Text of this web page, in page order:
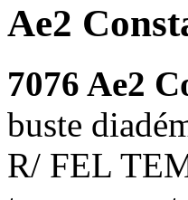
Ae2
7076 Ae2
buste
R/ FEL